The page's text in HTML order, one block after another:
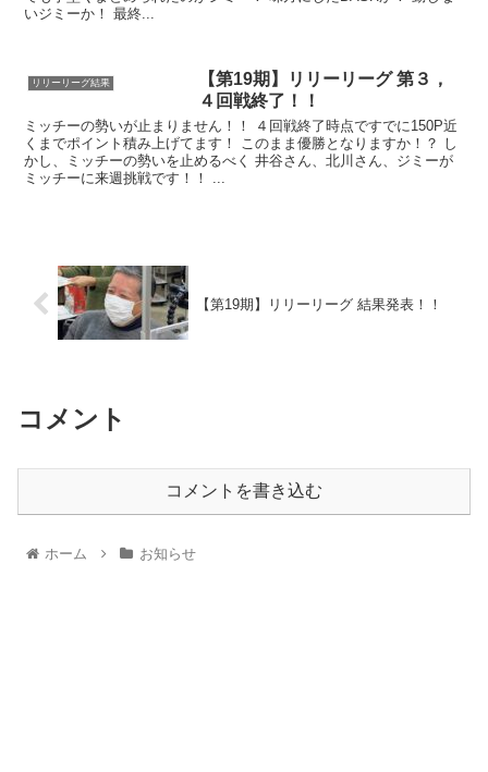
いジミーか！ 最終...
リリーリーグ結果
【第19期】リリーリーグ 第３，
４回戦終了！！
ミッチーの勢いが止まりません！！ ４回戦終了時点ですでに150P近
くまでポイント積み上げてます！ このまま優勝となりますか！？ し
かし、ミッチーの勢いを止めるべく 井谷さん、北川さん、ジミーが
ミッチーに来週挑戦です！！ ...
【第19期】リリーリーグ 結果発表！！
コメント
コメントを書き込む
ホーム お知らせ